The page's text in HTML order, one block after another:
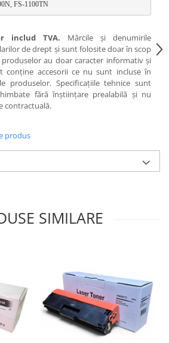
FS-1100TN
includ TVA. Mărcile şi denumirile
de drept şi sunt folosite doar în scop
au doar caracter informativ şi
conţine accesorii ce nu sunt incluse în
produselor. Specificaţiile tehnice sunt
fără înştiinţare prealabilă şi nu
contractuală.
produs
SIMILARE